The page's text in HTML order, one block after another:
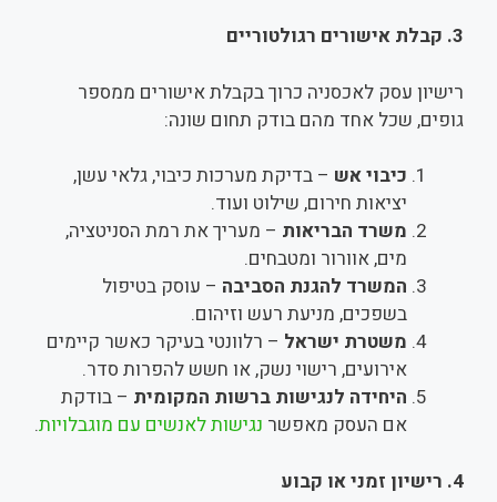
3. קבלת אישורים רגולטוריים
רישיון עסק לאכסניה כרוך בקבלת אישורים ממספר
גופים, שכל אחד מהם בודק תחום שונה:
כיבוי אש – בדיקת מערכות כיבוי, גלאי עשן,
יציאות חירום, שילוט ועוד.
משרד הבריאות – מעריך את רמת הסניטציה,
מים, אוורור ומטבחים.
המשרד להגנת הסביבה – עוסק בטיפול
בשפכים, מניעת רעש וזיהום.
משטרת ישראל – רלוונטי בעיקר כאשר קיימים
אירועים, רישוי נשק, או חשש להפרות סדר.
היחידה לנגישות ברשות המקומית – בודקת
אם העסק מאפשר נגישות לאנשים עם מוגבלויות.
4. רישיון זמני או קבוע